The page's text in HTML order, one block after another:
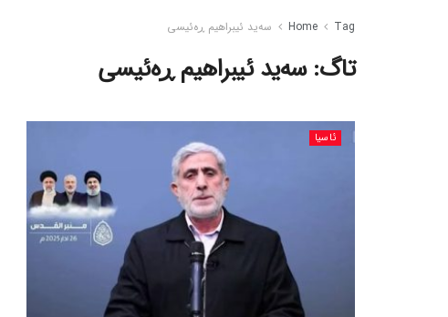
Home Tag سەید ئیبراهیم ڕەئیسی
تاگ:سەید ئیبراهیم ڕەئیسی
ئاسیا